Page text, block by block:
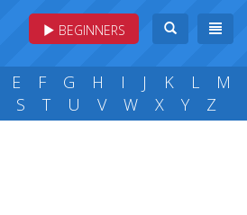
BEGINNERS
E F G H I J K L
M
S T U V W X Y Z